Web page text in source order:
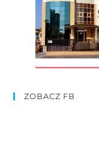
ZOBACZ FB